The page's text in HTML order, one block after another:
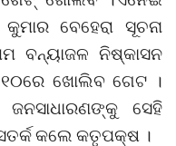
ବେହେରା ସୂଚନା
ବନ୍ୟାଜଳ ନିଷ୍କାସନ
୧୦ରେ ଖୋଲିବ ଗେଟ ।
ସେହି
କଲେ କତୃପକ୍ଷ ।